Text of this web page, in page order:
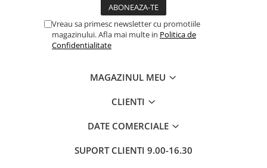
Vreau sa primesc newsletter cu promotiile
magazinului. Afla mai multe in Politica de
Confidentialitate
MAGAZINUL MEU
CLIENTI
DATE COMERCIALE
SUPORT CLIENTI 9.00-16.30